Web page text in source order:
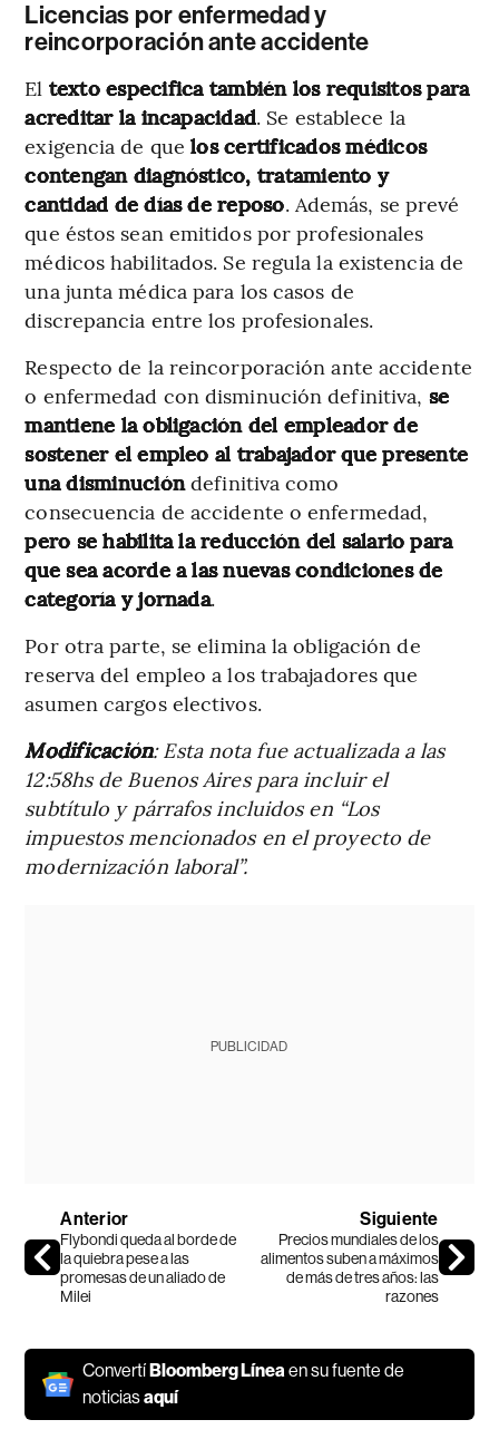
Licencias por enfermedad y
reincorporación ante accidente
El texto especifica también los requisitos para
acreditar la incapacidad. Se establece la
exigencia de que los certificados médicos
contengan diagnóstico, tratamiento y
cantidad de días de reposo. Además, se prevé
que éstos sean emitidos por profesionales
médicos habilitados. Se regula la existencia de
una junta médica para los casos de
discrepancia entre los profesionales.
Respecto de la reincorporación ante accidente
o enfermedad con disminución definitiva, se
mantiene la obligación del empleador de
sostener el empleo al trabajador que presente
una disminucióndefinitiva como
consecuencia de accidente o enfermedad,
pero se habilita la reducción del salario para
que sea acorde a las nuevas condiciones de
categoría y jornada.
Por otra parte, se elimina la obligación de
reserva del empleo a los trabajadores que
asumen cargos electivos.
Modificación: Esta nota fue actualizada a las
12:58hs de Buenos Aires para incluir el
subtítulo y párrafos incluidos en “Los
impuestos mencionados en el proyecto de
modernización laboral”.
PUBLICIDAD
Anterior
Flybondi queda al borde de
la quiebra pese a las
promesas de un aliado de
Milei
Siguiente
Precios mundiales de los
alimentos suben a máximos
de más de tres años: las
razones
ConvertíBloomberg Líneaen su fuente de
noticiasaquí